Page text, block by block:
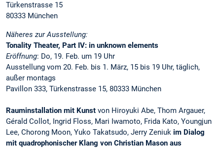
Türkenstrasse 15
80333 München
Näheres zur Ausstellung:
Tonality Theater, Part IV: in unknown elements
Eröffnung: Do, 19. Feb. um 19 Uhr
Ausstellung vom 20. Feb. bis 1. März, 15 bis 19 Uhr, täglich,
außer montags
Pavillon 333, Türkenstrasse 15, 80333 München
Rauminstallation mit Kunst von Hiroyuki Abe, Thom Argauer,
Gérald Collot, Ingrid Floss, Mari Iwamoto, Frida Kato, Youngjun
Lee, Chorong Moon, Yuko Takatsudo, Jerry Zeniuk im Dialog
mit quadrophonischer Klang von Christian Mason aus